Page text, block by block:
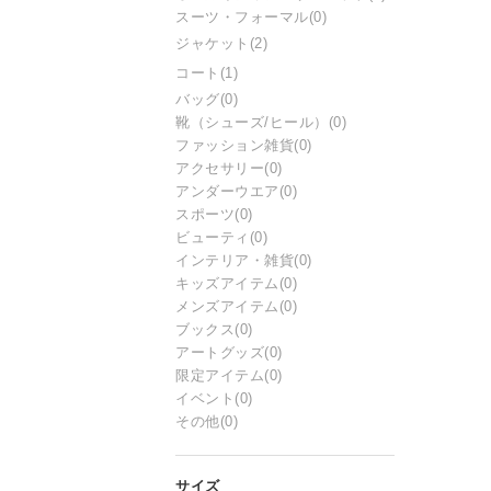
スーツ・フォーマル(0)
ジャケット (2)
コート (1)
バッグ(0)
靴（シューズ/ヒール） (0)
ファッション雑貨(0)
アクセサリー(0)
アンダーウエア (0)
スポーツ(0)
ビューティ (0)
インテリア・雑貨(0)
キッズアイテム (0)
メンズアイテム (0)
ブックス (0)
アートグッズ(0)
限定アイテム(0)
イベント (0)
その他(0)